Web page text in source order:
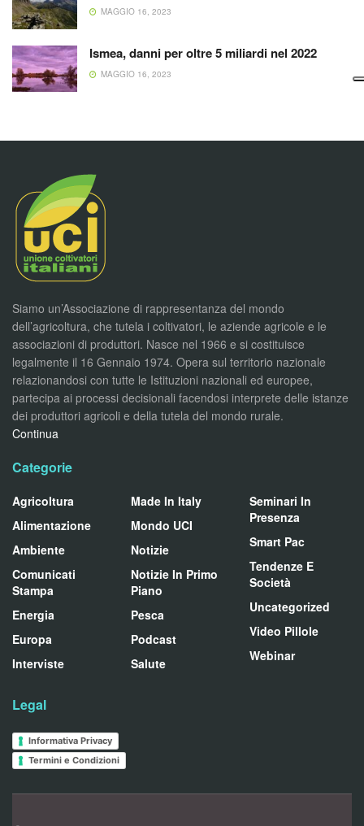
MAGGIO 16, 2023
Ismea, danni per oltre 5 miliardi nel 2022
MAGGIO 16, 2023
Siamo un’Associazione di rappresentanza del mondo
dell’agricoltura, che tutela i coltivatori, le aziende agricole e le
associazioni di produttori. Nasce nel 1966 e si costituisce
legalmente il 16 Gennaio 1974. Opera sul territorio nazionale
relazionandosi con tutte le Istituzioni nazionali ed europee,
partecipa ai processi decisionali facendosi interprete delle istanze
dei produttori agricoli e della tutela del mondo rurale.
Continua
Categorie
Agricoltura
Alimentazione
Ambiente
Comunicati
Stampa
Energia
Europa
Interviste
Made In Italy
Mondo UCI
Notizie
Notizie In Primo
Piano
Pesca
Podcast
Salute
Seminari In
Presenza
Smart Pac
Tendenze E
Società
Uncategorized
Video Pillole
Webinar
Legal
Informativa Privacy
Termini e Condizioni